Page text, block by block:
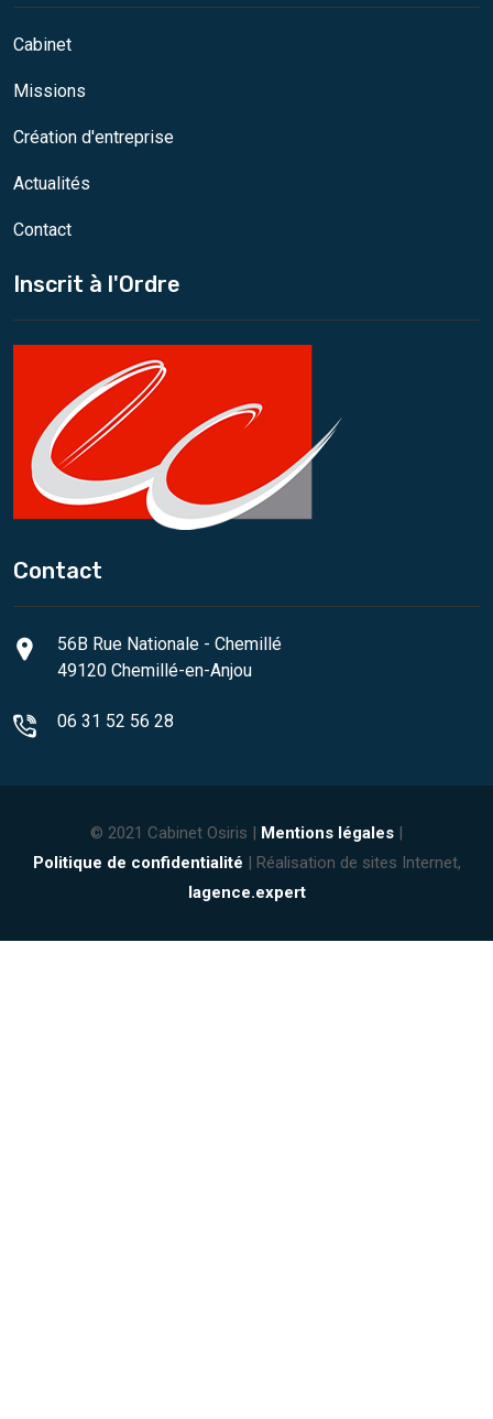
Cabinet
Missions
Création d'entreprise
Actualités
Contact
Inscrit à l'Ordre
Contact
56B Rue Nationale - Chemillé
49120 Chemillé-en-Anjou
06 31 52 56 28
© 2021 Cabinet Osiris | Mentions légales |
Politique de confidentialité | Réalisation de sites Internet,
lagence.expert